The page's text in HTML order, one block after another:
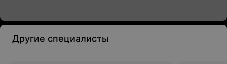
Другие специалисты